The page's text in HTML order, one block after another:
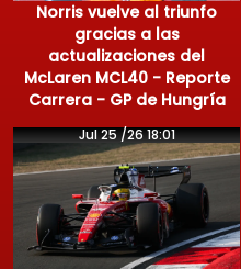
Norris vuelve al triunfo
gracias a las
actualizaciones del
McLaren MCL40 - Reporte
Carrera - GP de Hungría
Jul 25 /26 18:01